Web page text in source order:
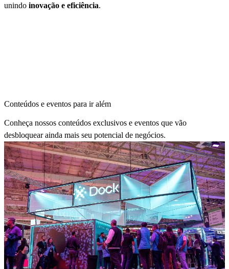
unindo inovação e eficiência.
Conteúdos e eventos para ir além
Conheça nossos conteúdos exclusivos e eventos que vão
desbloquear ainda mais seu potencial de negócios.